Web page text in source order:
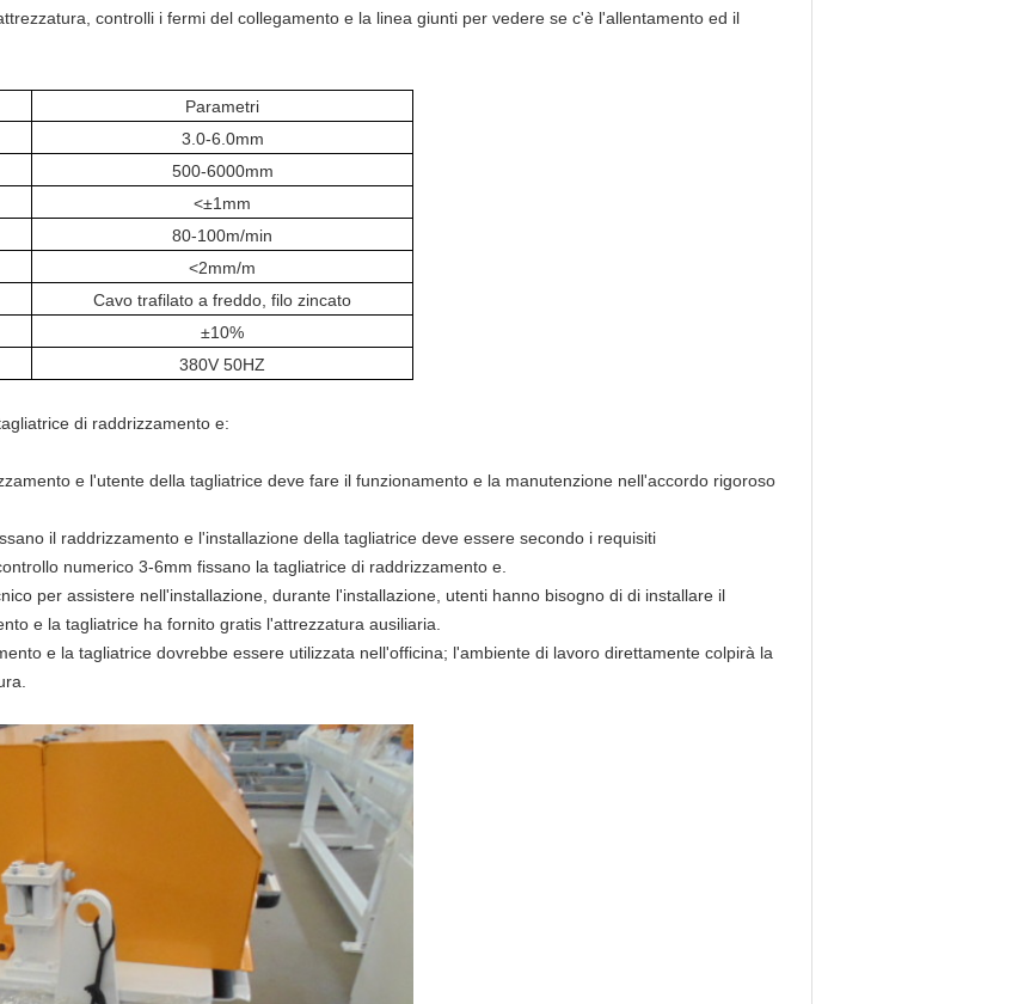
controlli i fermi del collegamento e la linea giunti per vedere se c'è l'allentamento ed il
Parametri
3.0-6.0mm
500-6000mm
<±1mm
80-100m/min
<2mm/m
Cavo trafilato a freddo filo zincato
±10%
380V 50HZ
di raddrizzamento e:
e l'utente della tagliatrice deve fare il funzionamento e la manutenzione nell'accordo rigoroso
il raddrizzamento e l'installazione della tagliatrice deve essere secondo i requisiti
numerico 3-6mm fissano la tagliatrice di raddrizzamento e
per assistere nell'installazione, durante l'installazione, utenti hanno bisogno di di installare il
e la tagliatrice ha fornito gratis l'attrezzatura ausiliaria.
e la tagliatrice dovrebbe essere utilizzata nell'officina; l'ambiente di lavoro direttamente colpirà la